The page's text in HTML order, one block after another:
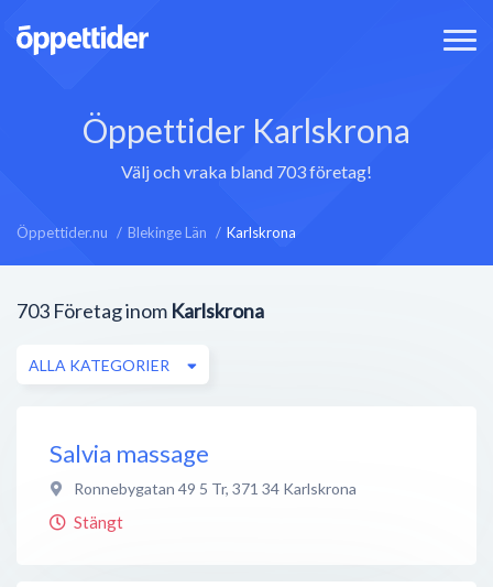
Öppettider Karlskrona
Välj och vraka bland 703 företag!
Öppettider.nu Blekinge Län Karlskrona
703 Företag inom Karlskrona
ALLA KATEGORIER
Salvia massage
Ronnebygatan 49 5 Tr, 371 34 Karlskrona
Stängt